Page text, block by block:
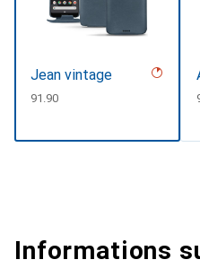
Jean vintage
CHF
91.90
Informations